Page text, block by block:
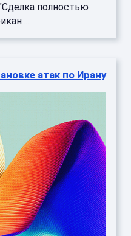
полностью
...
атак по Ирану